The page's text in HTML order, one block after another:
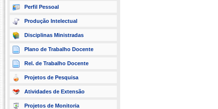
Perfil Pessoal
Produção Intelectual
Disciplinas Ministradas
Plano de Trabalho Docente
Rel. de Trabalho Docente
Projetos de Pesquisa
Atividades de Extensão
Projetos de Monitoria